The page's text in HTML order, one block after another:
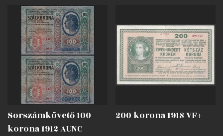
Sorszámkövető 100
korona 1912 AUNC
200 korona 1918 VF+